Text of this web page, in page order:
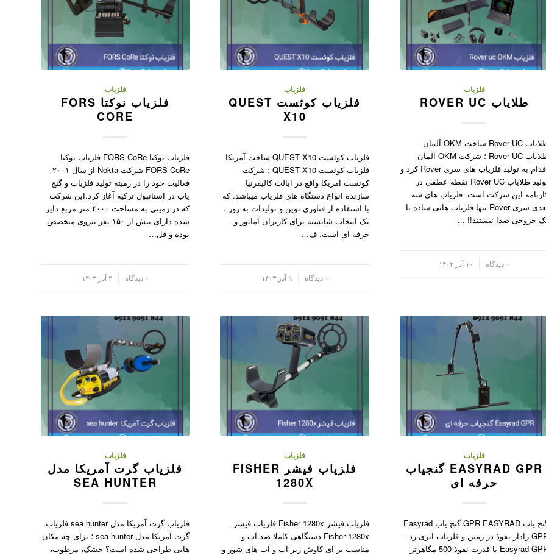
فلزیاب
طلایاب ROVER UC
طلایاب Rover UC ساخت OKM آلمان
طلایاب Rover UC ؛ شرکت OKM آلمان
اقدام به تولید فلزیاب های سری Rover کرد و
تولید طلایاب Rover UC نقطه عطفی در
این شرکت است. فلزیاب های سه
بعدی سری Rover تنها فلزیاب هایی ساده با
خروجی صدا نیستند!! …
۰ دیدگاه ۱۰ آذر ۱۴۰۳
فلزیاب
فلزیاب کوئست QUEST
X10
فلزیاب کوئست QUEST X10 ساخت آمریکا
فلزیاب کوئست QUEST X10 ؛ شرکت
کوئست آمریکا واقع در ایالت کالیفرنیا
سازنده انواع دستگاه های فلزیاب میباشد. که
با استفاده از فناوری نوین و تولیدات به روز ،
یک انتخاب شایسته برای کاربران آماتور و
حرفه ای است. ف…
۰ دیدگاه ۹ آذر ۱۴۰۳
فلزیاب
فلزیاب نوکتا FORS
CORE
فلزیاب نوکتا FORS CoRe فلزیاب نوکتا
FORS CoRe شرکت Nokta از سال ۲۰۰۱
فعالیت خود را در زمیته تولید فلزیاب و گنج
یاب در استانبول ترکیه آغاز کرد.این شرکت
که در زمینی به مساحت ۴۰۰۰ متر مربع دایر
شده دارای بیش از ۱۵۰ نفر نیروی متخصص
بوده و فل…
۰ دیدگاه ۴ آذر ۱۴۰۳
فلزیاب
EASYRAD GPR گنجیاب
حرفه ای
گنج یاب GPR EASYRAD گنج یاب Easyrad
GPR رادار نفوذ در زمین و فلزیاب ایزی رد –
Easyrad GPR با قدرت نفوذ 500 مگاهرتز
فلزیاب
فلزیاب فیشر FISHER
1280X
فلزیاب فیشر Fisher 1280x فلزیاب فیشر
Fisher 1280x دستگاهی کاملا ضد آب و
مناسب بر ای کاوش زیر آب و آب های شور و
فلزیاب
فلزیاب گرت آمریکا مدل
SEA HUNTER
فلزیاب گرت آمریکا مدل sea hunter فلزیاب
گرت آمریکا مدل sea hunter ؛ برای چه مکان
هایی طراحی شده است؟ خشک، مرطوب،